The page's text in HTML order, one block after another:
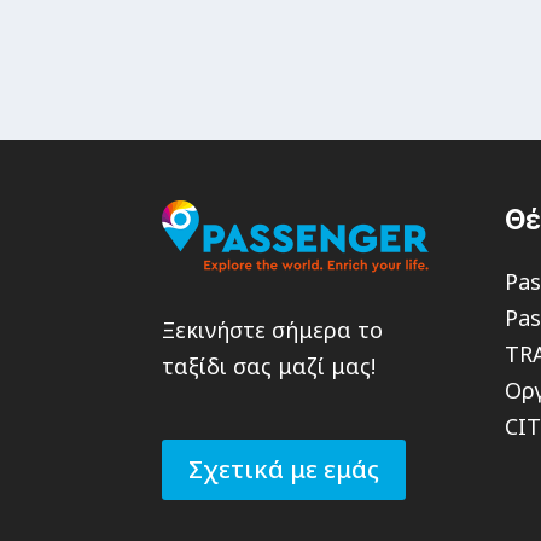
Ξεκινήστε σήμερα το
ταξίδι σας μαζί μας!
Σχετικά με εμάς